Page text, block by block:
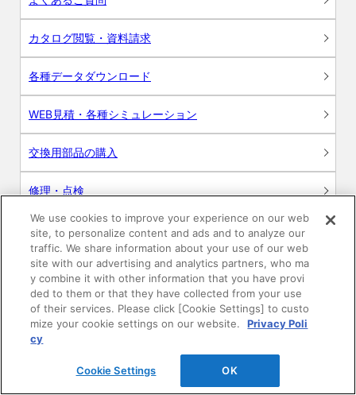
カタログ閲覧・資料請求
各種データダウンロード
WEB見積・各種シミュレーション
交換用部品の購入
修理・点検
お問い合わせ
ログイン
建築・設計関係者様向けサイト
ユーザー登録サービス
WEB見積システム
We use cookies to improve your experience on our web
site, to personalize content and ads and to analyze our
traffic. We share information about your use of our web
site with our advertising and analytics partners, who ma
y combine it with other information that you have provi
ded to them or that they have collected from your use
of their services. Please click [Cookie Settings] to custo
mize your cookie settings on our website.
Privacy Poli
cy
Cookie Settings OK